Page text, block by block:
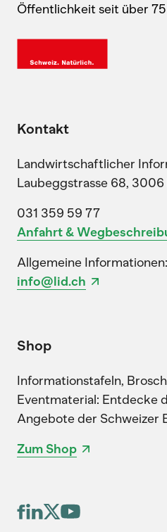
Öffentlichkeit seit über
Kontakt
Landwirtschaftlicher
Laubeggstrasse 68, 3006
031 359 59 77
Anfahrt &
Allgemeine Informationen:
info@lid.ch
Shop
Informationstafeln,
Eventmaterial: Entdecke
Angebote der Schweizer
Zum Shop